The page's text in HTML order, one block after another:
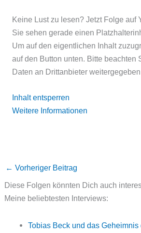
Keine Lust zu lesen? Jetzt Folge auf
Sie sehen gerade einen
Um auf den eigentlichen Inhalt
auf den Button unten. Bitte beachten
Daten an Drittanbieter
Inhalt entsperren
Weitere Informationen
← Vorheriger Beitrag
Diese Folgen könnten Dich auch
Meine beliebtesten Interviews:
Tobias Beck und das Geheimnis